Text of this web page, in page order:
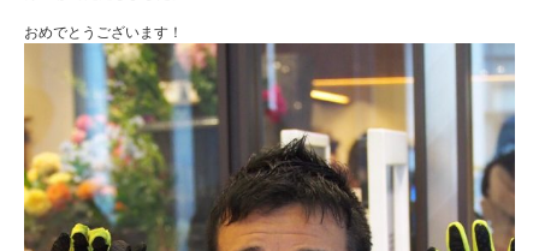
おめでとうございます！